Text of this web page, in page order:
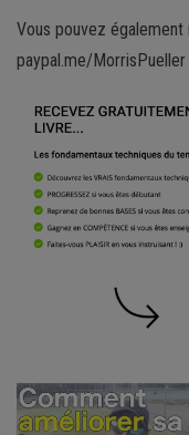
Vous pouvez
paypal.me/MorrisPueller